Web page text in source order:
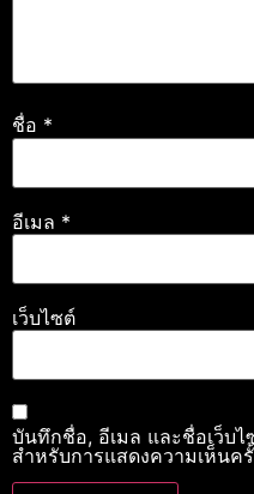
ชื่อ *
อีเมล *
เว็บไซต์
บันทึกชื่อ, อีเมล และชื่อเว็บ
สำหรับการแสดงความเห็นค